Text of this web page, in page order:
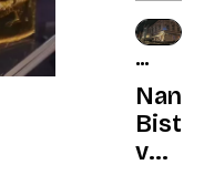
vse:
Jakov
prejel
OCENA
Nana: